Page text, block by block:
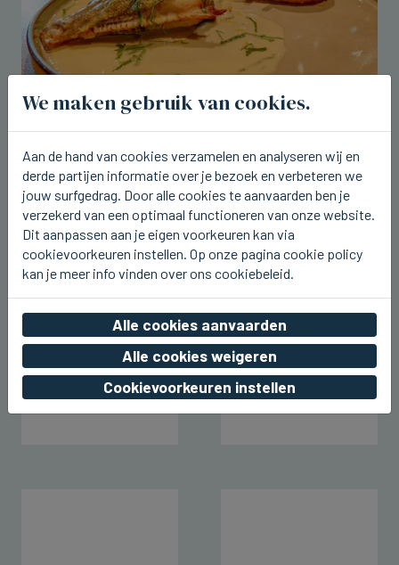
Tartaar van tonijn en zonnevis op de
nieuwe weeklunch bij Breydel de
Coninc
do 06 augustus 2026, 17:43
We maken gebruik van cookies.
Aan de hand van cookies verzamelen en analyseren wij en
derde partijen informatie over je bezoek en verbeteren we
jouw surfgedrag. Door alle cookies te aanvaarden ben je
verzekerd van een optimaal functioneren van onze website.
Dit aanpassen aan je eigen voorkeuren kan via
cookievoorkeuren instellen. Op onze pagina cookie policy
kan je meer info vinden over ons cookiebeleid.
Alle cookies aanvaarden
Alle cookies weigeren
Cookievoorkeuren instellen